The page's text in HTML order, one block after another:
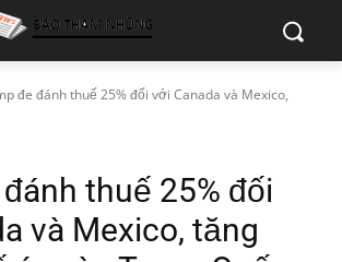
đe đánh thuế 25% đối với Canada và Mexico,
thuế 25% đối
và Mexico, tăng